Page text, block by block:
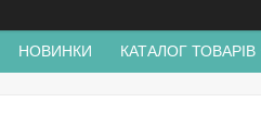
НОВИНКИ КАТАЛОГ ТОВАРІВ